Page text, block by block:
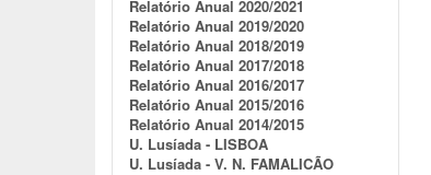
Relatório Anual 2020/2021
Relatório Anual 2019/2020
Relatório Anual 2018/2019
Relatório Anual 2017/2018
Relatório Anual 2016/2017
Relatório Anual 2015/2016
Relatório Anual 2014/2015
U. Lusíada - LISBOA
U. Lusíada - V. N. FAMALICÃO